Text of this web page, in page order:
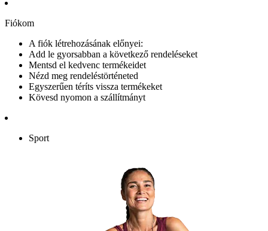
Fiókom
A fiók létrehozásának előnyei:
Add le gyorsabban a következő rendeléseket
Mentsd el kedvenc termékeidet
Nézd meg rendeléstörténeted
Egyszerűen téríts vissza termékeket
Kövesd nyomon a szállítmányt
Sport